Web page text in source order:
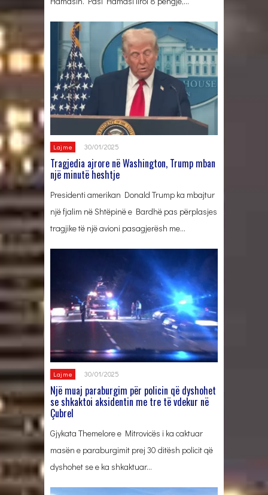
Lajme 30/01/2025
Tragjedia ajrore në Washington, Trump mban
një minutë heshtje
Presidenti amerikan Donald Trump ka mbajtur
një fjalim në Shtëpinë e Bardhë pas përplasjes
tragjike të një avioni pasagjerësh me…
Lajme 30/01/2025
Një muaj paraburgim për policin që dyshohet
se shkaktoi aksidentin me tre të vdekur në
Çubrel
Gjykata Themelore e Mitrovicës i ka caktuar
masën e paraburgimit prej 30 ditësh policit që
dyshohet se e ka shkaktuar…